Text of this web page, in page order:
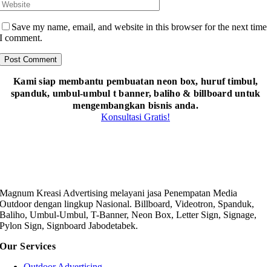
Save my name, email, and website in this browser for the next time
I comment.
Kami siap membantu pembuatan neon box, huruf timbul,
spanduk, umbul-umbul t banner, baliho & billboard untuk
mengembangkan bisnis anda.
Konsultasi Gratis!
Magnum Kreasi Advertising melayani jasa Penempatan Media
Outdoor dengan lingkup Nasional. Billboard, Videotron, Spanduk,
Baliho, Umbul-Umbul, T-Banner, Neon Box, Letter Sign, Signage,
Pylon Sign, Signboard Jabodetabek.
Our Services